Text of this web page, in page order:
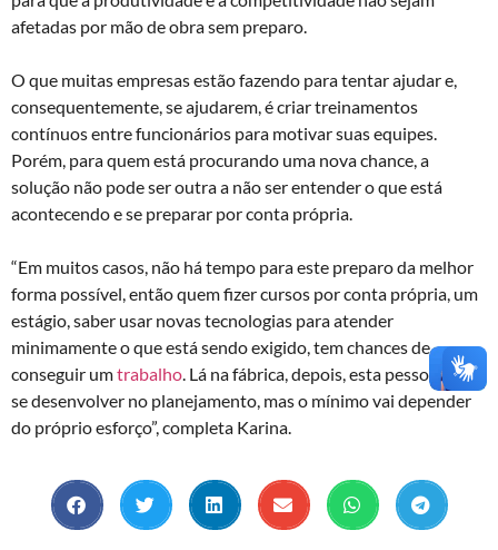
afetadas por mão de obra sem preparo.
O que muitas empresas estão fazendo para tentar ajudar e,
consequentemente, se ajudarem, é criar treinamentos
contínuos entre funcionários para motivar suas equipes.
Porém, para quem está procurando uma nova chance, a
solução não pode ser outra a não ser entender o que está
acontecendo e se preparar por conta própria.
“Em muitos casos, não há tempo para este preparo da melhor
forma possível, então quem fizer cursos por conta própria, um
estágio, saber usar novas tecnologias para atender
minimamente o que está sendo exigido, tem chances de
conseguir umtrabalho. Lá na fábrica, depois, esta pessoa pode
se desenvolver no planejamento, mas o mínimo vai depender
do próprio esforço”, completa Karina.